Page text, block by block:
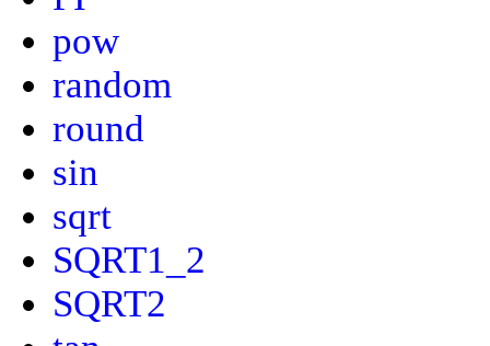
pow
random
round
sin
sqrt
SQRT1_2
SQRT2